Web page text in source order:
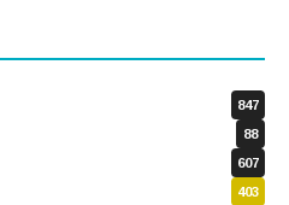
847
88
607
403